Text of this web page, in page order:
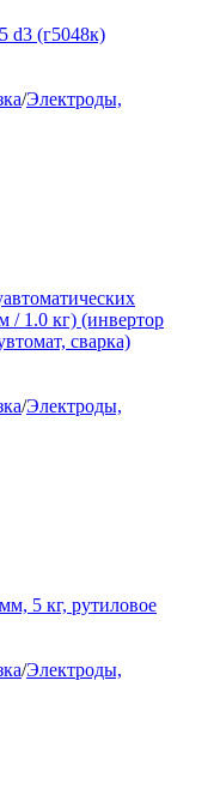
d3 (г5048к)
/Электроды,
/ 1.0 кг) (инвертор
сварка)
/Электроды,
5 кг, рутиловое
/Электроды,